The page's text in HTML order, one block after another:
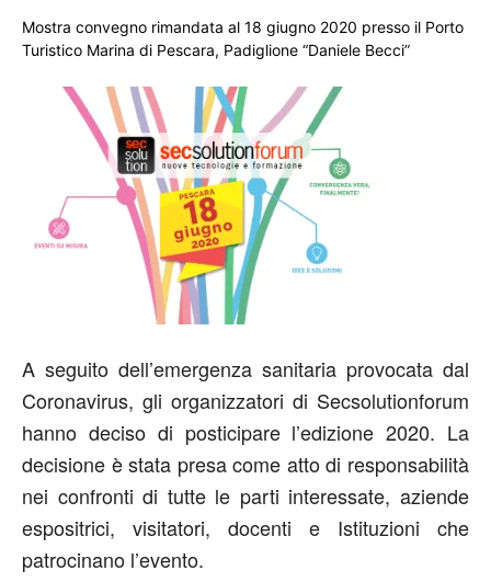
Mostra convegno rimandata al 18 giugno 2020 presso il Porto
Turistico Marina di Pescara, Padiglione “Daniele Becci”
A seguito dell’emergenza sanitaria provocata dal
Coronavirus, gli organizzatori di Secsolutionforum
hanno deciso di posticipare l’edizione 2020. La
decisione è stata presa come atto di responsabilità
nei confronti di tutte le parti interessate, aziende
espositrici, visitatori, docenti e Istituzioni che
patrocinano l’evento.